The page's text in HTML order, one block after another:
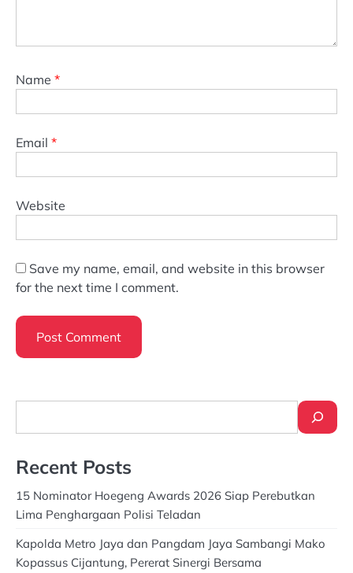
Name *
Email *
Website
Save my name, email, and website in this browser
for the next time I comment.
Recent Posts
15 Nominator Hoegeng Awards 2026 Siap Perebutkan
Lima Penghargaan Polisi Teladan
Kapolda Metro Jaya dan Pangdam Jaya Sambangi Mako
Kopassus Cijantung, Pererat Sinergi Bersama